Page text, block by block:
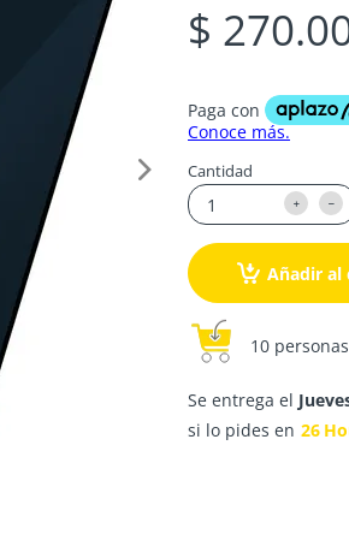
$
Cantidad
Añadir al
10
Se entrega el
si lo pides en 26